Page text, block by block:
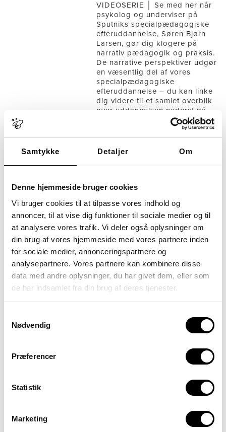
Samtykke Detaljer Om
Denne hjemmeside bruger cookies
Vi bruger cookies til at tilpasse vores indhold og
annoncer, til at vise dig funktioner til sociale medier og til
at analysere vores trafik. Vi deler også oplysninger om
din brug af vores hjemmeside med vores partnere inden
for sociale medier, annonceringspartnere og
analysepartnere. Vores partnere kan kombinere disse
data med andre oplysninger, du har givet dem, eller som
de har indsamlet fra din brug af deres tjenester.
Nødvendig
Præferencer
Statistik
Marketing
VIDEOSERIE │ Se med her når
psykolog og underviser på
Sputniks specialpædagogiske
efteruddannelse, Søren Bjørn
Larsen, gør dig klogere på
narrativ pædagogik og praksis.
De narrative perspektiver udgør
en væsentlig del af vores
specialpædagogiske
efteruddannelse – du kan linke
dig videre til et samlet overblik
over uddannelsen nederst på
siden. Del 1:5 Hvad kan […]
Tagget Narrativ pædagogik
Narrativ praksis
Specialpædagogik
specialpædagogisk
Video om didaktik &
klasseledelse
Skrevet den 4. april 2024
af
Kursuscenter SputnikVideo
Didaktik og klasseledelse – 3
læringsrummet Kursuscenter
Sputnik udbyder kursus i
specialdidaktik, hvor du kan få
inspiration og nye metoder til
undervisningsdifferentiering og
didaktiske tilgange. I videoen
VISO-specialist Marianne
Nilsson pege på tre tematikker